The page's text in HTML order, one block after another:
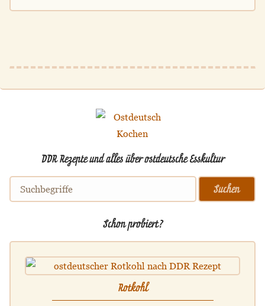
DDR Rezepte und alles über ostdeutsche Esskultur
Schon probiert?
Rotkohl